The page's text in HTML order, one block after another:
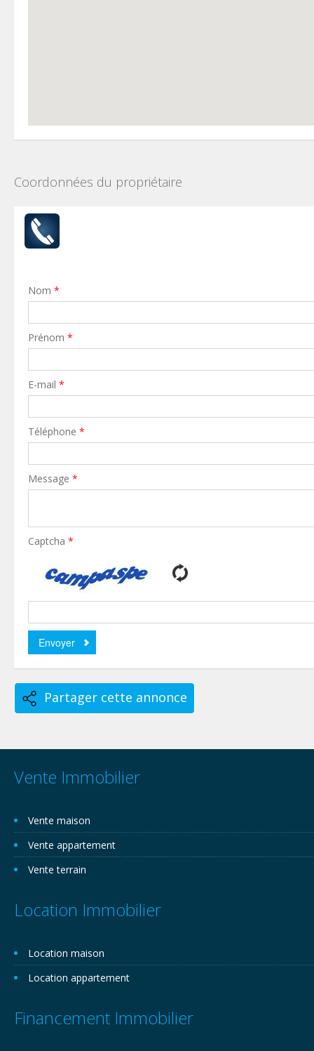
Coordonnées du propriétaire
Nom *
Prénom *
E-mail *
Téléphone *
Message *
Captcha *
Partager cette annonce
Vente Immobilier
Vente maison
Vente appartement
Vente terrain
Location Immobilier
Location maison
Location appartement
Financement Immobilier